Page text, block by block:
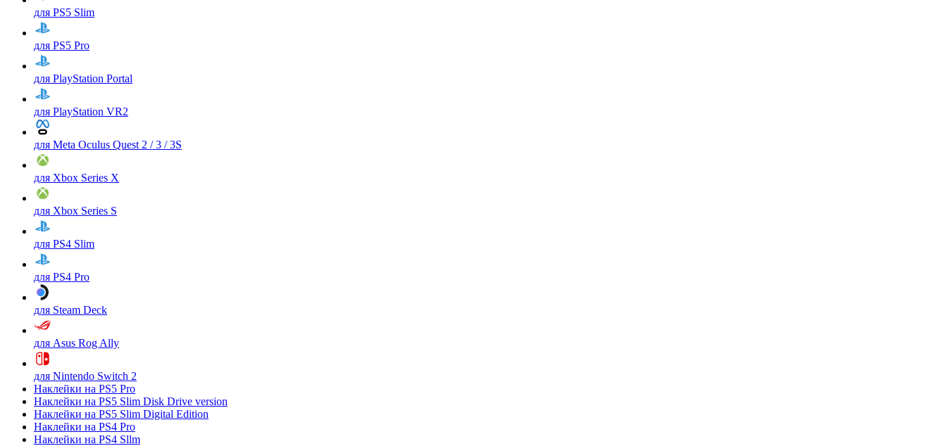
для PS5 Slim
для PS5 Pro
для PlayStation Portal
для PlayStation VR2
для Meta Oculus Quest 2 / 3 / 3S
для Xbox Series X
для Xbox Series S
для PS4 Slim
для PS4 Pro
для Steam Deck
для Asus Rog Ally
для Nintendo Switch 2
Наклейки на PS5 Pro
Наклейки на PS5 Slim Disk Drive version
Наклейки на PS5 Slim Digital Edition
Наклейки на PS4 Pro
Наклейки на PS4 Sllm